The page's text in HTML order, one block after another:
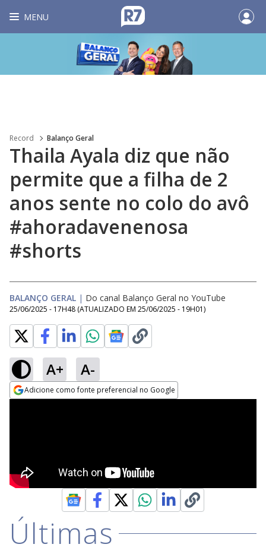
MENU
Record Balanço Geral
Thaila Ayala diz que não
permite que a filha de 2
anos sente no colo do avô
#ahoradavenenosa
#shorts
BALANÇO GERAL | Do canal Balanço Geral no YouTube
25/06/2025 - 17H48 (ATUALIZADO EM 25/06/2025 - 19H01)
A+ A-
Adicione como fonte preferencial no Google
Últimas